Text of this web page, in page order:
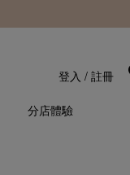
登入 / 註冊
分店體驗